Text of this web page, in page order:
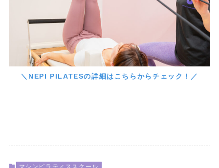
＼NEPI PILATESの詳細はこちらからチェック！／
マシンピラティススクール